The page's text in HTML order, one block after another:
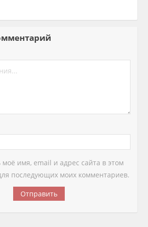
моё имя, email и адрес сайта в этом
последующих моих комментариев.